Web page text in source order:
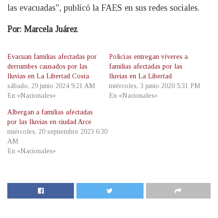
las evacuadas”, publicó la FAES en sus redes sociales.
Por: Marcela Juárez
Evacuan familias afectadas por
derrumbes causados por las
lluvias en La Libertad Costa
sábado, 29 junio 2024 9:21 AM
En «Nacionales»
Policías entregan víveres a
familias afectadas por las
lluvias en La Libertad
miércoles, 3 junio 2020 5:31 PM
En «Nacionales»
Albergan a familias afectadas
por las lluvias en ciudad Arce
miércoles, 20 septiembre 2023 6:30
AM
En «Nacionales»